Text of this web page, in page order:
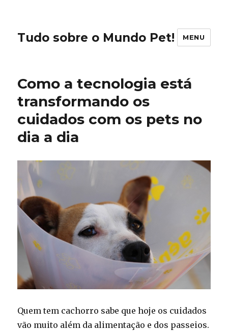
Tudo sobre o Mundo Pet! MENU
Como a tecnologia está
transformando os
cuidados com os pets no
dia a dia
Quem tem cachorro sabe que hoje os cuidados
vão muito além da alimentação e dos passeios.